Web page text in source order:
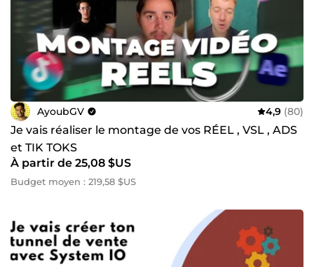
AyoubGV 4,9 (80)
Je vais réaliser le montage de vos RÉEL , VSL , ADS
et TIK TOKS
À partir de 25,08 $US
Budget moyen : 219,58 $US